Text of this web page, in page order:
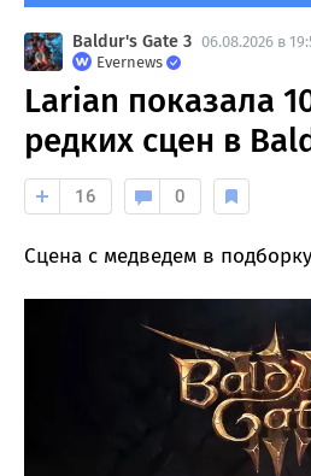
Baldur's Gate 3 06.08.2026 в
Evernews
Larian показала
редких сцен в
16 0
Сцена с медведем в